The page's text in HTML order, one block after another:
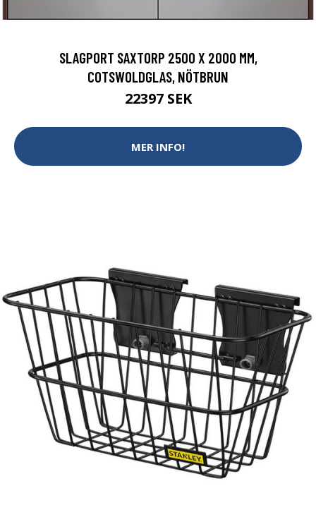
SLAGPORT SAXTORP 2500 X 2000 MM,
COTSWOLDGLAS, NÖTBRUN
22397 SEK
MER INFO!